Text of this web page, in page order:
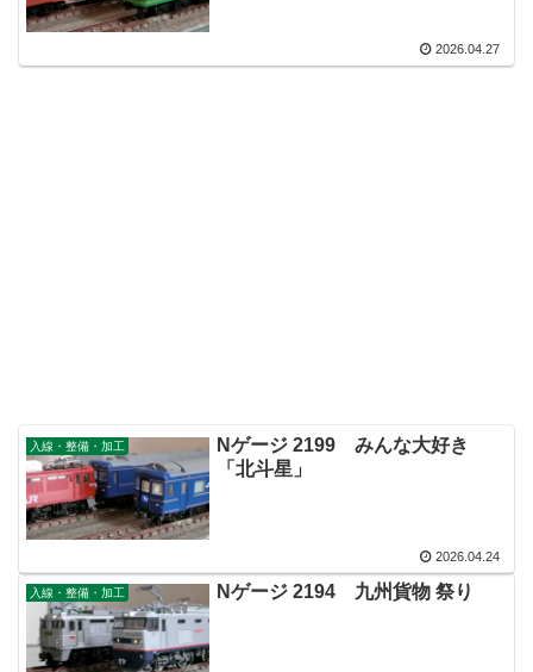
2026.04.27
入線・整備・加工
Nゲージ 2199 みんな大好き
「北斗星」
2026.04.24
入線・整備・加工 Nゲージ 2194 九州貨物 祭り